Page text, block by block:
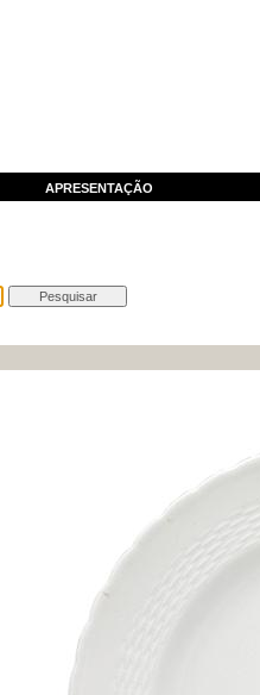
APRESENTAÇÃO